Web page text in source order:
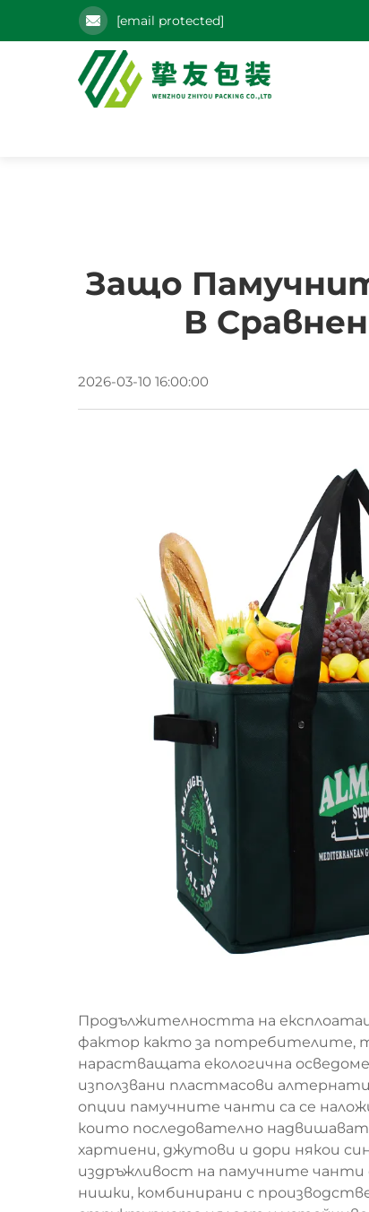
[email protected]
Защо
В
2026-03-10 16:00:00
Продължителността на
фактор както за потребителите,
нарастващата екологична
използвани пластмасови
опции памучните чанти са се
които последователно
хартиени, джутови и дори някои
издръжливост на памучните
нишки, комбинирани с